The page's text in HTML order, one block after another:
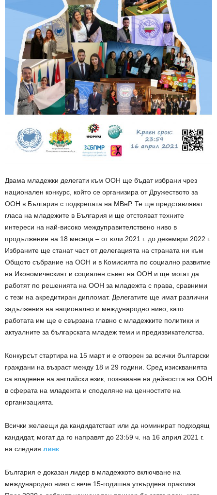
Двама младежки делегати към ООН ще бъдат избрани чрез
национален конкурс, който се организира от Дружеството за
ООН в България с подкрепата на МВнР. Те ще представляват
гласа на младежите в България и ще отстояват техните
интереси на най-високо междуправителствено ниво в
продължение на 18 месеца – от юли 2021 г. до декември 2022 г.
Избраните ще станат част от делегацията на страната ни към
Общото събрание на ООН и в Комисията по социално развитие
на Икономическият и социален съвет на ООН и ще могат да
работят по решенията на ООН за младежта с права, сравними
с тези на акредитиран дипломат. Делегатите ще имат различни
задължения на национално и международно ниво, като
работата им ще е свързана главно с младежките политики и
актуалните за българската младеж теми и предизвикателства.
Конкурсът стартира на 15 март и е отворен за всички български
граждани на възраст между 18 и 29 години. Сред изискванията
са владеене на английски език, познаване на дейността на ООН
в сферата на младежта и споделяне на ценностите на
организацията.
Всички желаещи да кандидатстват или да номинират подходящ
кандидат, могат да го направят до 23:59 ч. на 16 април 2021 г.
на следния линк
България е доказан лидер в младежкото включване на
международно ниво с вече 15-годишна утвърдена практика.